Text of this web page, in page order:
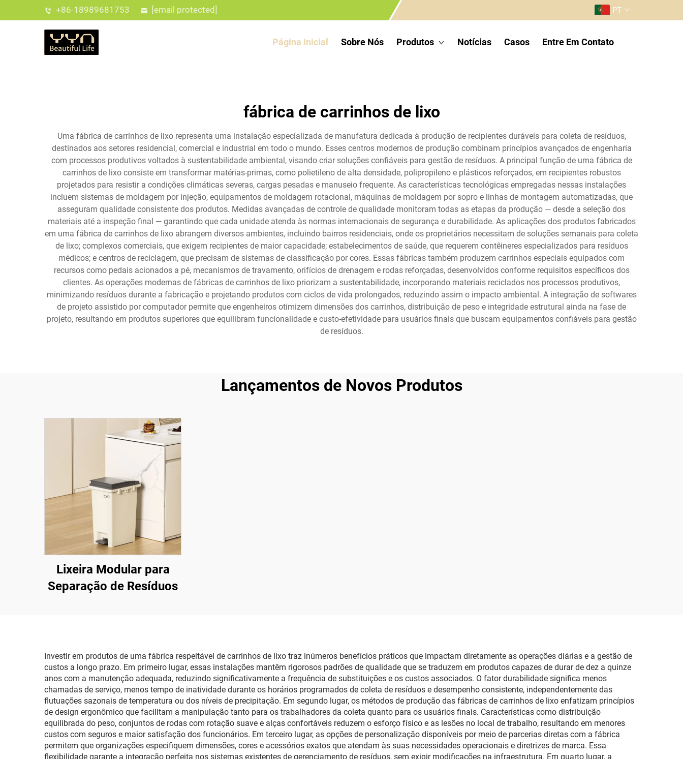
+86-18989681753 [email protected] PT
Página Inicial Sobre Nós Produtos Notícias Casos Entre Em Contato
fábrica de carrinhos de lixo
Uma fábrica de carrinhos de lixo representa uma instalação especializada de manufatura dedicada à produção de recipientes duráveis para coleta de resíduos,
destinados aos setores residencial, comercial e industrial em todo o mundo. Esses centros modernos de produção combinam princípios avançados de engenharia
com processos produtivos voltados à sustentabilidade ambiental, visando criar soluções confiáveis para gestão de resíduos. A principal função de uma fábrica de
carrinhos de lixo consiste em transformar matérias-primas, como polietileno de alta densidade, polipropileno e plásticos reforçados, em recipientes robustos
projetados para resistir a condições climáticas severas, cargas pesadas e manuseio frequente. As características tecnológicas empregadas nessas instalações
incluem sistemas de moldagem por injeção, equipamentos de moldagem rotacional, máquinas de moldagem por sopro e linhas de montagem automatizadas, que
asseguram qualidade consistente dos produtos. Medidas avançadas de controle de qualidade monitoram todas as etapas da produção — desde a seleção dos
materiais até a inspeção final — garantindo que cada unidade atenda às normas internacionais de segurança e durabilidade. As aplicações dos produtos fabricados
em uma fábrica de carrinhos de lixo abrangem diversos ambientes, incluindo bairros residenciais, onde os proprietários necessitam de soluções semanais para coleta
de lixo; complexos comerciais, que exigem recipientes de maior capacidade; estabelecimentos de saúde, que requerem contêineres especializados para resíduos
médicos; e centros de reciclagem, que precisam de sistemas de classificação por cores. Essas fábricas também produzem carrinhos especiais equipados com
recursos como pedais acionados a pé, mecanismos de travamento, orifícios de drenagem e rodas reforçadas, desenvolvidos conforme requisitos específicos dos
clientes. As operações modernas de fábricas de carrinhos de lixo priorizam a sustentabilidade, incorporando materiais reciclados nos processos produtivos,
minimizando resíduos durante a fabricação e projetando produtos com ciclos de vida prolongados, reduzindo assim o impacto ambiental. A integração de softwares
de projeto assistido por computador permite que engenheiros otimizem dimensões dos carrinhos, distribuição de peso e integridade estrutural ainda na fase de
projeto, resultando em produtos superiores que equilibram funcionalidade e custo-efetividade para usuários finais que buscam equipamentos confiáveis para gestão
de resíduos.
Lançamentos de Novos Produtos
Lixeira Modular para
Separação de Resíduos
Investir em produtos de uma fábrica respeitável de carrinhos de lixo traz inúmeros benefícios práticos que impactam diretamente as operações diárias e a gestão de
custos a longo prazo. Em primeiro lugar, essas instalações mantêm rigorosos padrões de qualidade que se traduzem em produtos capazes de durar de dez a quinze
anos com a manutenção adequada, reduzindo significativamente a frequência de substituições e os custos associados. O fator durabilidade significa menos
chamadas de serviço, menos tempo de inatividade durante os horários programados de coleta de resíduos e desempenho consistente, independentemente das
flutuações sazonais de temperatura ou dos níveis de precipitação. Em segundo lugar, os métodos de produção das fábricas de carrinhos de lixo enfatizam princípios
de design ergonômico que facilitam a manipulação tanto para os trabalhadores da coleta quanto para os usuários finais. Características como distribuição
equilibrada do peso, conjuntos de rodas com rotação suave e alças confortáveis reduzem o esforço físico e as lesões no local de trabalho, resultando em menores
custos com seguros e maior satisfação dos funcionários. Em terceiro lugar, as opções de personalização disponíveis por meio de parcerias diretas com a fábrica
permitem que organizações especifiquem dimensões, cores e acessórios exatos que atendam às suas necessidades operacionais e diretrizes de marca. Essa
flexibilidade garante a integração perfeita nos sistemas existentes de gerenciamento de resíduos, sem exigir modificações na infraestrutura. Em quarto lugar, a